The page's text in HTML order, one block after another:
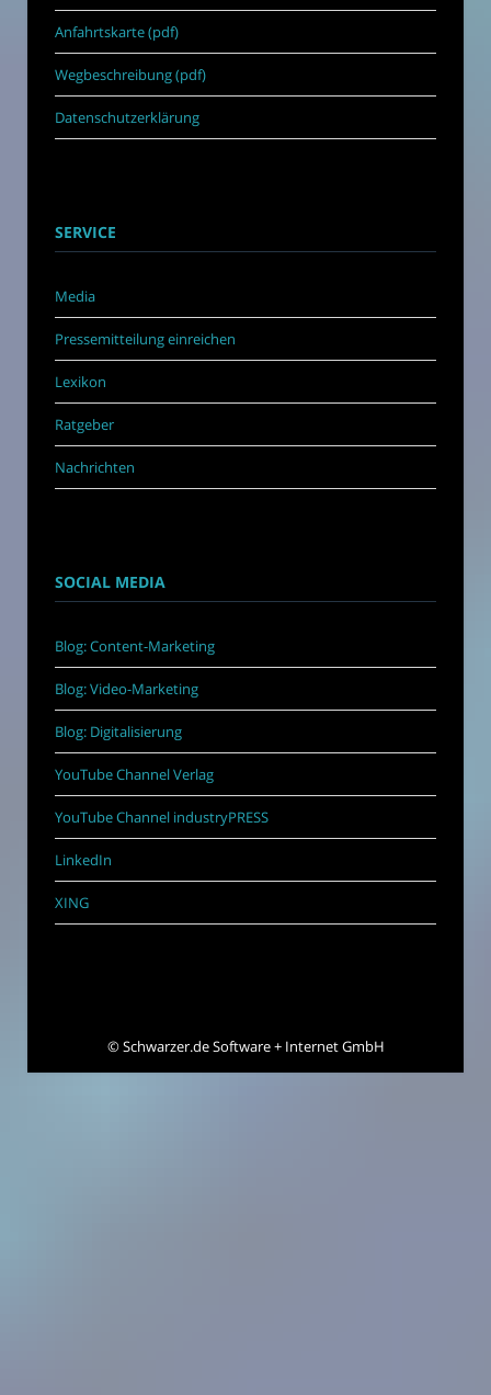
Anfahrtskarte (pdf)
Wegbeschreibung (pdf)
Datenschutzerklärung
SERVICE
Media
Pressemitteilung einreichen
Lexikon
Ratgeber
Nachrichten
SOCIAL MEDIA
Blog: Content-Marketing
Blog: Video-Marketing
Blog: Digitalisierung
YouTube Channel Verlag
YouTube Channel industryPRESS
LinkedIn
XING
©Schwarzer.de Software + Internet GmbH